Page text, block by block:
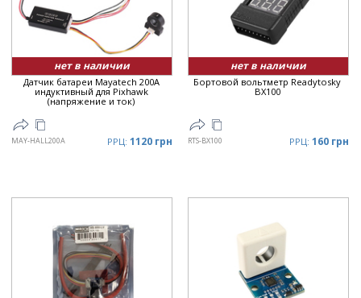
нет в наличии
Датчик батареи Mayatech 200A
индуктивный для Pixhawk
(напряжение и ток)
MAY-HALL200A РРЦ: 1120 грн
нет в наличии
Бортовой вольтметр Readytosky
BX100
RTS-BX100 РРЦ: 160 грн